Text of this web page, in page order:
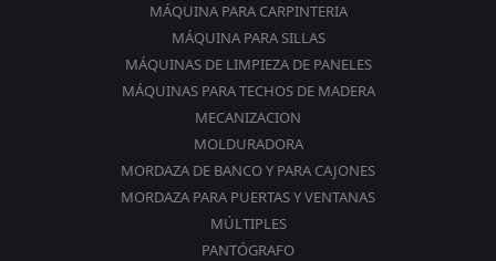
MÁQUINA PARA CARPINTERIA
MÁQUINA PARA SILLAS
MÁQUINAS DE LIMPIEZA DE PANELES
MÁQUINAS PARA TECHOS DE MADERA
MECANIZACION
MOLDURADORA
MORDAZA DE BANCO Y PARA CAJONES
MORDAZA PARA PUERTAS Y VENTANAS
MÚLTIPLES
PANTÓGRAFO